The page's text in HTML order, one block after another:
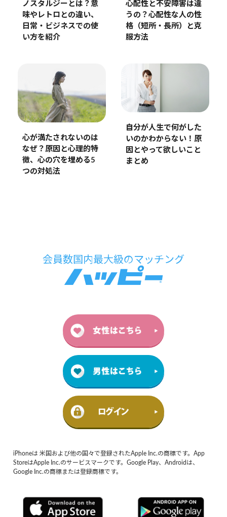
ノスタルジーとは？意
味やレトロとの違い、
日常・ビジネスでの使
い方を紹介
心配性と不安障害は違
うの？心配性な人の性
格（短所・長所）と克
服方法
心が満たされないのは
なぜ？原因と心理的特
徴、心の穴を埋める5
つの対処法
自分が人生で何がした
いのかわからない！原
因とやって欲しいこと
まとめ
iPhoneは 米国および他の国々で登録されたApple Inc.の商標です。App
StoreはApple Inc.のサービスマークです。Google Play、Androidは、
Google Inc.の商標または登録商標です。